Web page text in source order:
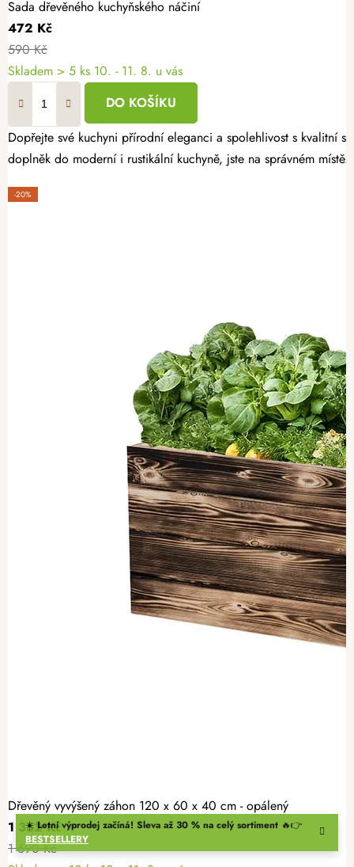
☀️Letní výprodej začíná! Sleva až 30 % na celý sortiment 🔥👉
BESTSELLERY
Sada dřevěného kuchyňského náčiní
472 Kč
590 Kč
Skladem > 5 ks 10. - 11. 8. u vás
DO KOŠÍKU
Dopřejte své kuchyni přírodní eleganci a spolehlivost s kvalitní
doplněk do moderní i rustikální kuchyně, jste na správném místě.
-20%
Dřevěný vyvýšený záhon 120 x 60 x 40 cm - opálený
1 352 Kč
1 690 Kč